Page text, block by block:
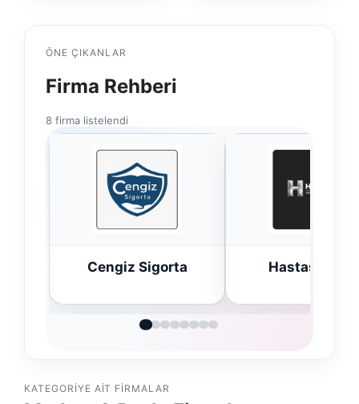
ÖNE ÇIKANLAR
Firma Rehberi
8 firma listelendi
Cengiz Sigorta Hastaş Beton
KATEGORIYE AIT FIRMALAR